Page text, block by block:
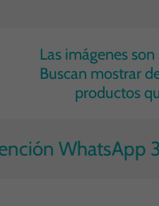
Las imágenes
Buscan mostrar
productos
WhatsApp